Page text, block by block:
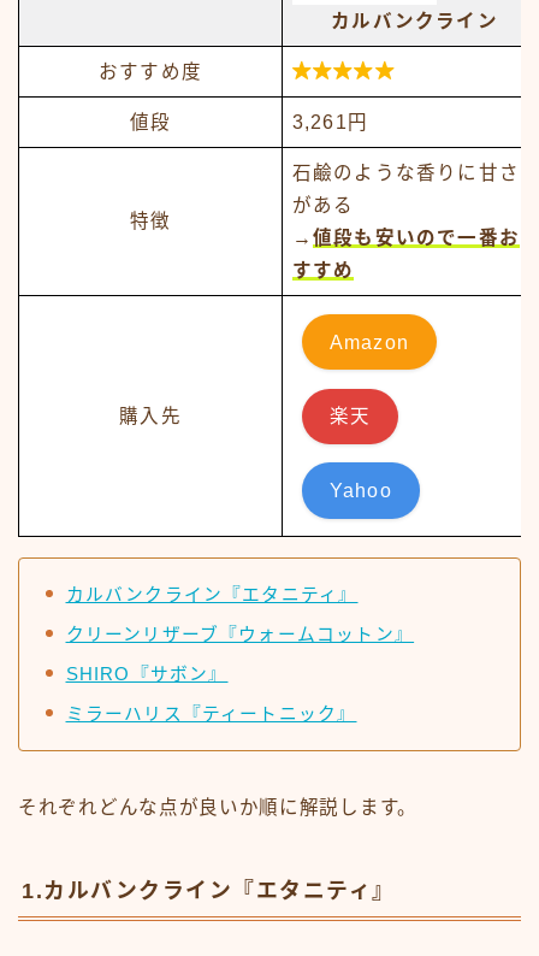
カルバンクライン
おすすめ度 
値段 3,261円
特徴
石鹼のような香りに甘さ
がある
→ 値段も安いので一番お
すすめ
購入先
Amazon
楽天
Yahoo
カルバンクライン『エタニティ』
クリーンリザーブ『ウォームコットン』
SHIRO『サボン』
ミラーハリス『ティートニック』
それぞれどんな点が良いか順に解説します。
1.カルバンクライン『エタニティ』